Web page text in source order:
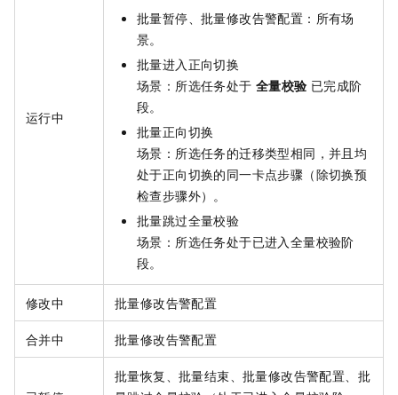
运行中
批量暂停、批量修改告警配置：所有场
景。
批量进入正向切换
场景：所选任务处于 全量校验 已完成阶
段。
批量正向切换
场景：所选任务的迁移类型相同，并且均
处于正向切换的同一卡点步骤（除切换预
检查步骤外）。
批量跳过全量校验
场景：所选任务处于已进入全量校验阶
段。
修改中 批量修改告警配置
合并中 批量修改告警配置
批量恢复、批量结束、批量修改告警配置、批